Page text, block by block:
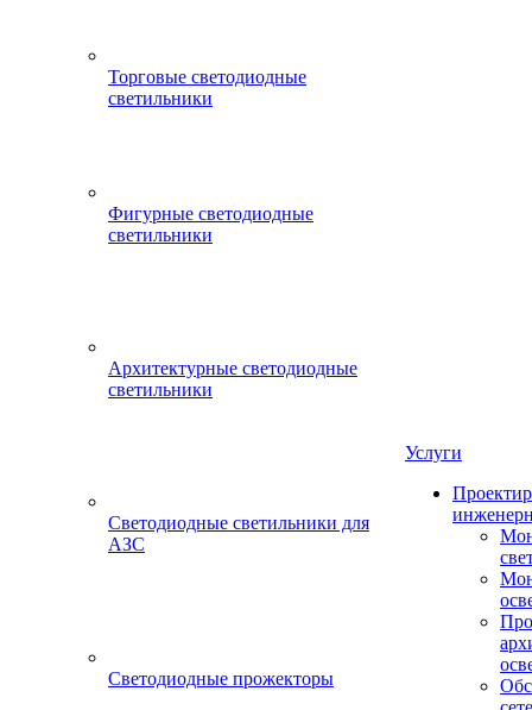
Торговые светодиодные
светильники
Фигурные светодиодные
светильники
Архитектурные светодиодные
светильники
Светодиодные светильники для
АЗС
Светодиодные прожекторы
Услуги